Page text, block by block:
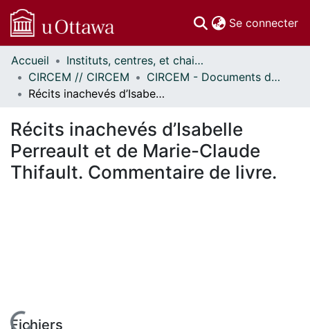
Se connecter
Communautés
et collections
Parcourir
À propos
Accueil
Instituts, centres, et chaires de recherche // Research Institutes, Centres, and Chairs
CIRCEM // CIRCEM
CIRCEM - Documents de travail // CIRCEM - Working Papers
Récits inachevés d’Isabelle Perreault et de Marie-Claude Thifault. Commentaire de livre.
Récits inachevés d’Isabelle
Perreault et de Marie-Claude
Thifault. Commentaire de livre.
Fichiers